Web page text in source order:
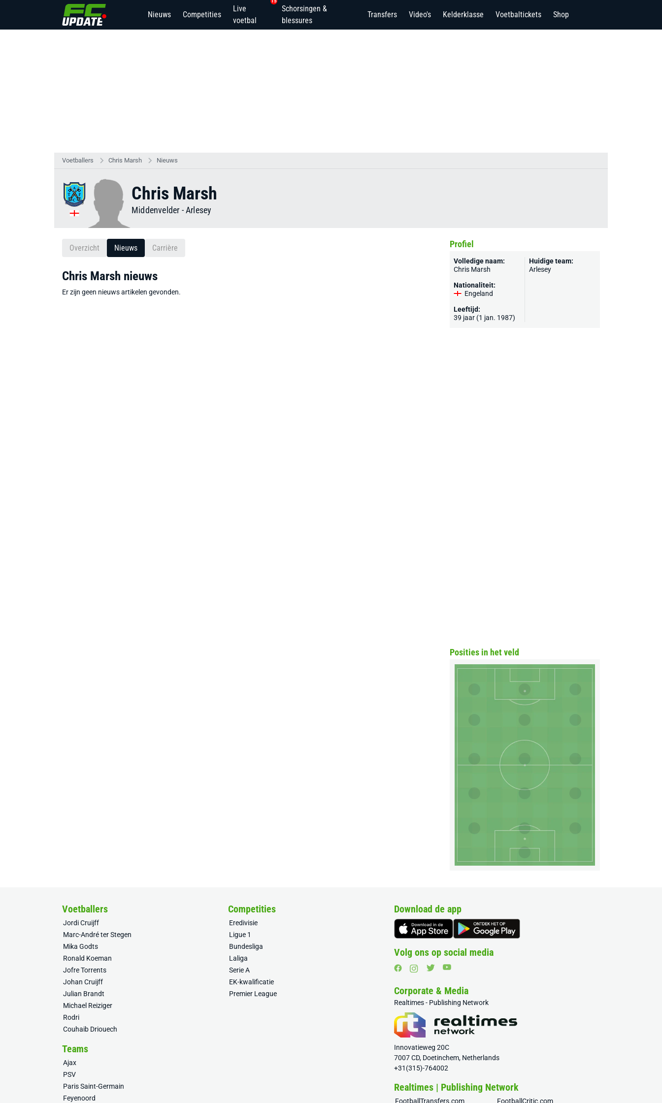
Nieuws Competities
Live
voetbal
Schorsingen &
blessures
Transfers Video's Kelderklasse Voetbaltickets Shop
Voetballers Chris Marsh Nieuws
Chris Marsh
Middenvelder -Arlesey
Overzicht Nieuws Carrière
Chris Marsh nieuws
Er zijn geen nieuws artikelen gevonden.
Profiel
Volledige naam:
Chris Marsh
Nationaliteit:
Engeland
Leeftijd:
39 jaar (1 jan. 1987)
Huidige team:
Arlesey
Posities in het veld
Voetballers
Jordi Cruijff
Marc-André ter Stegen
Mika Godts
Ronald Koeman
Jofre Torrents
Johan Cruijff
Julian Brandt
Michael Reiziger
Rodri
Couhaib Driouech
Competities
Eredivisie
Ligue 1
Bundesliga
Laliga
Serie A
EK-kwalificatie
Premier League
Teams
Ajax
PSV
Paris Saint-Germain
Feyenoord
Download de app
Volg ons op social media
Corporate & Media
Realtimes - Publishing Network
Innovatieweg 20C
7007 CD, Doetinchem, Netherlands
+31(315)-764002
Realtimes | Publishing Network
FootballTransfers.com FootballCritic.com